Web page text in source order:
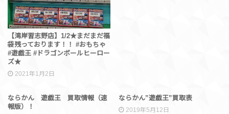
【湾岸習志野店】1/2★まだまだ福
袋残っております！！ #おもちゃ
#遊戯王 #ドラゴンボールヒーロー
ズ★
2021年1月2日
買取情報
ならかん 遊戯王 買取情報（速
報版）！
ならかん”遊戯王”買取表
2019年5月12日